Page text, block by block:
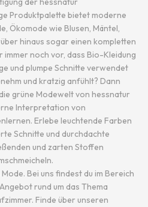
Produktpalette bietet moderne
Ökomode wie Blusen, Mäntel,
hinaus sogar einen kompletten
immer noch vor, dass Bio-Kleidung
und plumpe Schnitte verwendet
und kratzig anfühlt? Dann
grüne Modewelt von hessnatur
Interpretation von
Erlebe leuchtende Farben
Schnitte und durchdachte
und zarten Stoffen
Bei uns findest du im Bereich
rund um das Thema
Finde über unseren